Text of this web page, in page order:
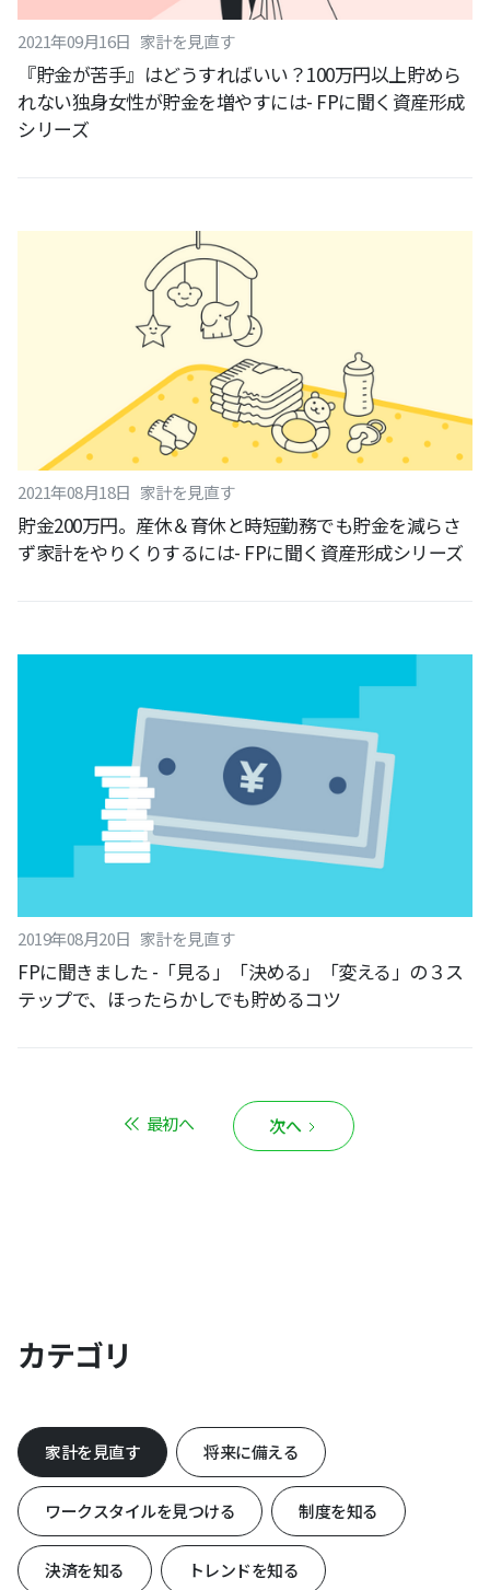
2021年09月16日 家計を見直す
『貯金が苦手』はどうすればいい？100万円以上貯めら
れない独身女性が貯金を増やすには- FPに聞く資産形成
シリーズ
2021年08月18日 家計を見直す
貯金200万円。産休＆育休と時短勤務でも貯金を減らさ
ず家計をやりくりするには- FPに聞く資産形成シリーズ
2019年08月20日 家計を見直す
FPに聞きました -「見る」「決める」「変える」の３ス
テップで、ほったらかしでも貯めるコツ
最初へ 次へ
カテゴリ
家計を見直す 将来に備える
ワークスタイルを見つける 制度を知る
決済を知る トレンドを知る